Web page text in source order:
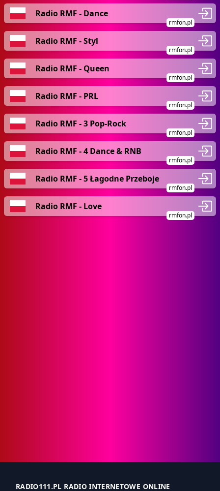
Radio RMF - Dance
rmfon.pl
Radio RMF - Styl
rmfon.pl
Radio RMF - Queen
rmfon.pl
Radio RMF - PRL
rmfon.pl
Radio RMF - 3 Pop-Rock
rmfon.pl
Radio RMF - 4 Dance & RNB
rmfon.pl
Radio RMF - 5 Łagodne Przeboje
rmfon.pl
Radio RMF - Love
rmfon.pl
RADIO111.PL RADIO INTERNETOWE ONLINE